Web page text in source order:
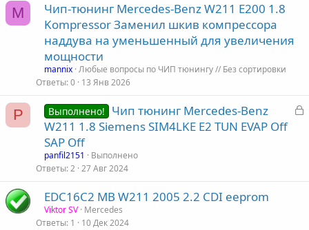
M
Чип-тюнинг Mercedes-Benz W211 E200 1.8
Kompressor Заменил шкив компрессора
наддува на уменьшенный для увеличения
мощности
mannix Любые вопросы по ЧИП тюнингу // Без сортировки
Ответы 0 13 Янв 2026
P
З
Выполнено!
Чип тюнинг Mercedes-Benz
W211 1.8 Siemens SIM4LKE E2 TUN EVAP Off
SAP Off
panfil2151
Выполнено
Ответы 2 27 Авг 2024
EDC16C2 MB W211 2005 2.2 CDI eeprom
Viktor SV Mercedes
Ответы 1 10 Дек 2024